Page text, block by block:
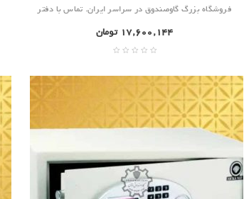
فروشگاه بزرگ گاوصندوق در سراسر ایران. تماس با دفتر
۱۷,۶۰۰,۱۴۴ تومان